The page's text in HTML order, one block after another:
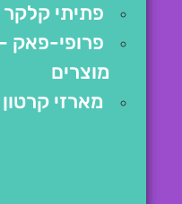
פתיתי קלקר
פרופי-פאק –
מוצרים
מארזי קרטון